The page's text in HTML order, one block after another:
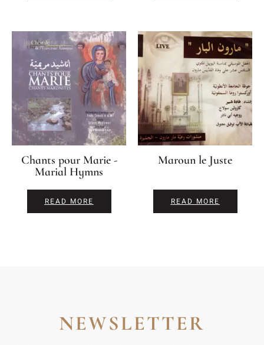
Chants pour Marie -
Marial Hymns
READ MORE
Maroun le Juste
READ MORE
NEWSLETTER